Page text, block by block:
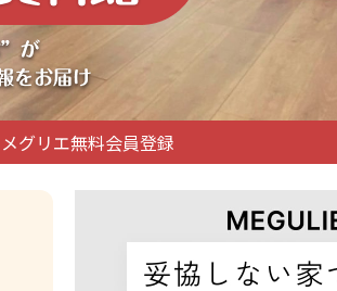
メグリエ無料会員登録